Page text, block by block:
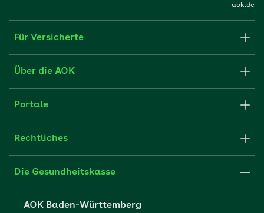
aok.de
Für Versicherte
Formulare und Anträge
FAQ
Über die AOK
Struktur & Verwaltung
Partner der AOK
Portale
Fachportal für Arbeitgeber
Presse- und Politikportal
Rechtliches
Impressum
Die Gesundheitskasse
AOK Baden-Württemberg